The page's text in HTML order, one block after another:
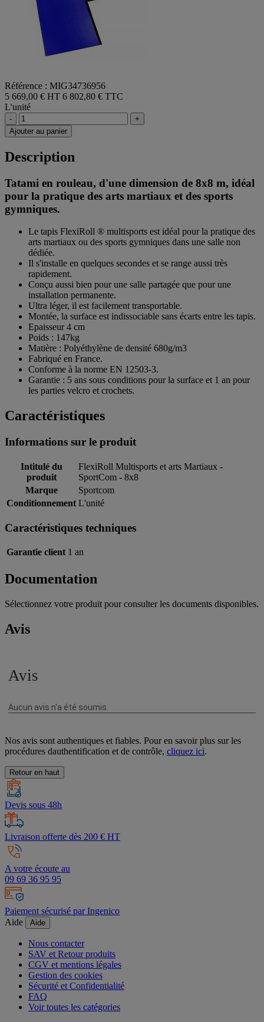
Référence : MIG34736956
5 669,00 € HT 6 802,80 € TTC
L'unité
-
+
Ajouter au panier
Description
Tatami en rouleau, d'une dimension de 8x8 m, idéal
pour la pratique des arts martiaux et des sports
gymniques.
Le tapis FlexiRoll ® multisports est idéal pour la pratique des
arts martiaux ou des sports gymniques dans une salle non
dédiée.
Il s'installe en quelques secondes et se range aussi très
rapidement.
Conçu aussi bien pour une salle partagée que pour une
installation permanente.
Ultra léger, il est facilement transportable.
Montée, la surface est indissociable sans écarts entre les tapis.
Epaisseur 4 cm
Poids : 147kg
Matière : Polyéthylène de densité 680g/m3
Fabriqué en France.
Conforme à la norme EN 12503-3.
Garantie : 5 ans sous conditions pour la surface et 1 an pour
les parties velcro et crochets.
Caractéristiques
Informations sur le produit
Intitulé du
produit
FlexiRoll Multisports et arts Martiaux -
SportCom - 8x8
Marque
Sportcom
Conditionnement L'unité
Caractéristiques techniques
Garantie client 1 an
Documentation
Sélectionnez votre produit pour consulter les documents disponibles.
Avis
Nos avis sont authentiques et fiables. Pour en savoir plus sur les
procédures dauthentification et de contrôle, cliquez ici.
Retour en haut
Devis sous 48h
Livraison offerte dès 200 € HT
A votre écoute au
09 69 36 95 95
Paiement sécurisé par Ingenico
Aide
Aide
Nous contacter
SAV et Retour produits
CGV et mentions légales
Gestion des cookies
Sécurité et Confidentialité
FAQ
Voir toutes les catégories